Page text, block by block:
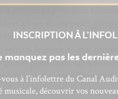
prochaine piste avec
album du rappeur,
tradition du rap. En effet, on a
le genre de beat
puristes du rap
signe un couplet dans ses
INSCRIPTION À
manquez pas les
à l’infolettre du Canal
musicale, découvrir vos